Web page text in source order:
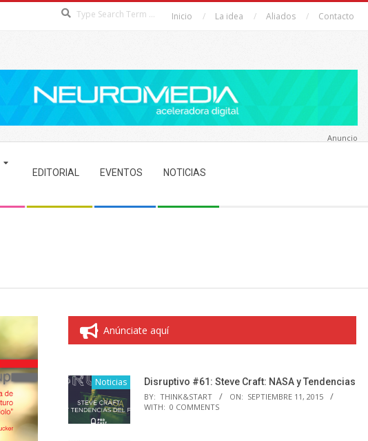
Inicio La idea Aliados Contacto
EDITORIAL EVENTOS NOTICIAS
Anuncio
Anúnciate aquí
Noticias Disruptivo #61: Steve Craft: NASA y Tendencias
BY: THINK&START ON: SEPTIEMBRE 11, 2015
WITH: 0 COMMENTS